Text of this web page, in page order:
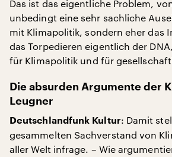
Das ist das eigentliche Problem,
unbedingt eine sehr sachliche
mit Klimapolitik, sondern eher das
das Torpedieren eigentlich der
für Klimapolitik und für
Die absurden Argumente der
Leugner
Deutschlandfunk Kultur: Damit
gesammelten Sachverstand von
aller Welt infrage. – Wie